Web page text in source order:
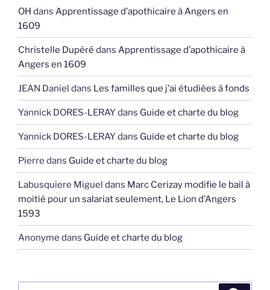
OH dans Apprentissage d’apothicaire à Angers en
1609
Christelle Dupéré dans Apprentissage d’apothicaire à
Angers en 1609
JEAN Daniel dans Les familles que j’ai étudiées à fonds
Yannick DORES-LERAYdans Guide et charte du blog
Yannick DORES-LERAYdans Guide et charte du blog
Pierre dans Guide et charte du blog
Labusquiere Miguel dans Marc Cerizay modifie le bail à
moitié pour un salariat seulement, Le Lion d’Angers
1593
Anonyme dans Guide et charte du blog